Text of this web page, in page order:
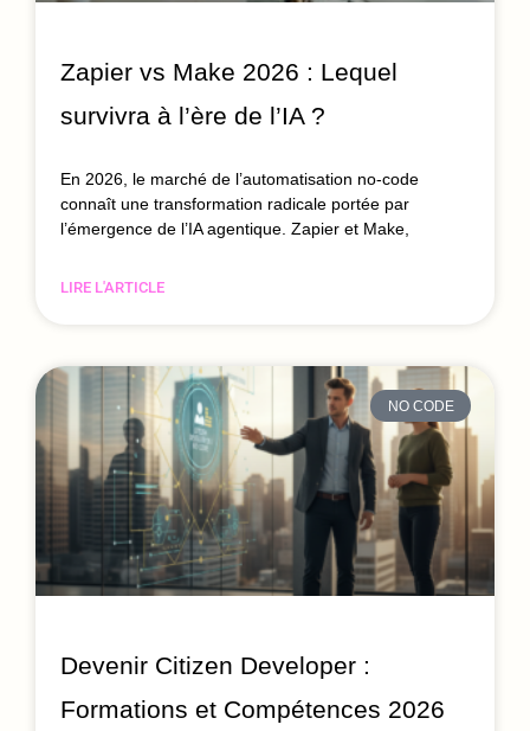
Zapier vs Make 2026 : Lequel
survivra à l’ère de l’IA ?
En 2026, le marché de l’automatisation no-code
connaît une transformation radicale portée par
l’émergence de l’IA agentique. Zapier et Make,
LIRE L'ARTICLE
NO CODE
Devenir Citizen Developer :
Formations et Compétences 2026